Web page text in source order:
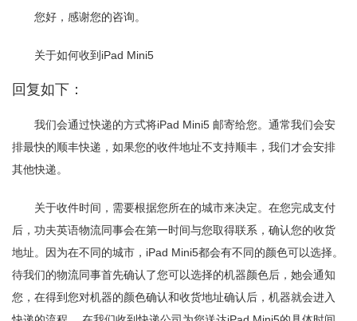
怎
安
的？
您好，感谢您的咨询。
关于如何收到iPad Mini5
回复如下：
我们会通过快递的方式将iPad Mini5 邮寄给您。通常我们会安
排最快的顺丰快递，如果您的收件地址不支持顺丰，我们才会安排
其他快递。
关于收件时间，需要根据您所在的城市来决定。在您完成支付
后，功夫英语物流同事会在第一时间与您取得联系，确认您的收货
地址。因为在不同的城市，iPad Mini5都会有不同的颜色可以选择。
待我们的物流同事首先确认了您可以选择的机器颜色后，她会通知
您，在得到您对机器的颜色确认和收货地址确认后，机器就会进入